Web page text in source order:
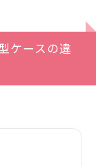
ケースの違